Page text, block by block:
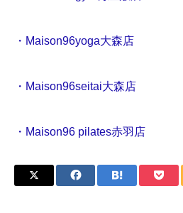
・Maison96yoga大森店
・Maison96seitai大森店
・Maison96 pilates赤羽店